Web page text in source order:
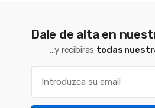
Dale de alta en
...y recibiras todas